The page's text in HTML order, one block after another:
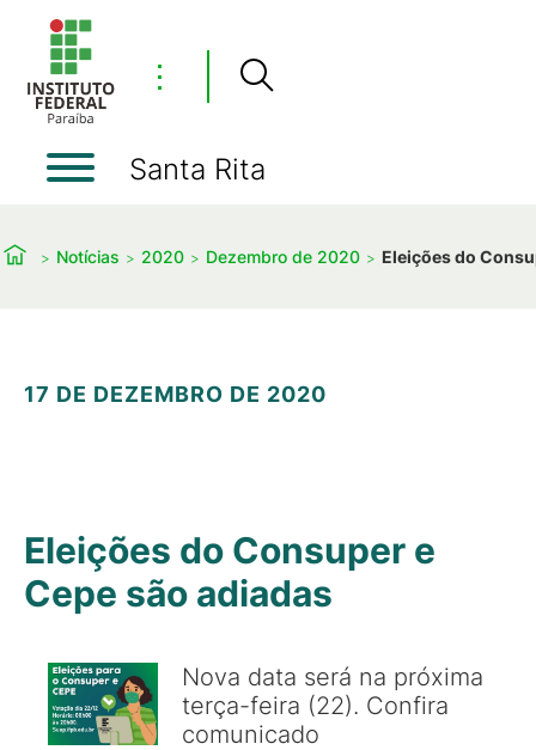
⋮
Santa Rita
Notícias 2020 Dezembro de 2020 Eleições do
17 DE DEZEMBRO DE 2020
Eleições do Consuper e
Cepe são adiadas
Nova data será na próxima
terça-feira (22). Confira
comunicado